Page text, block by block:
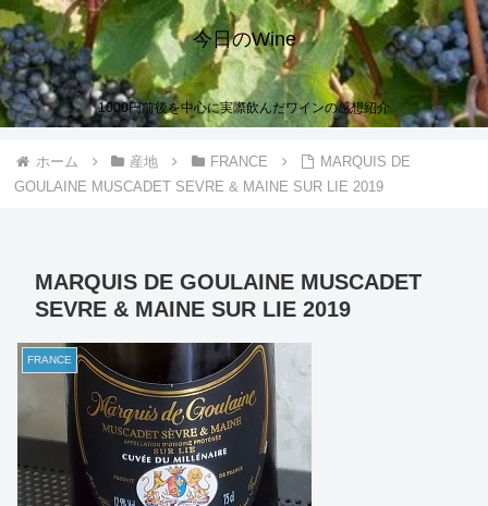
今日のWine
1000円前後を中心に実際飲んだワインの感想紹介
ホーム 産地 FRANCE
MARQUIS DE
GOULAINE MUSCADET SEVRE & MAINE SUR LIE 2019
MARQUIS DE GOULAINE MUSCADET
SEVRE & MAINE SUR LIE 2019
FRANCE